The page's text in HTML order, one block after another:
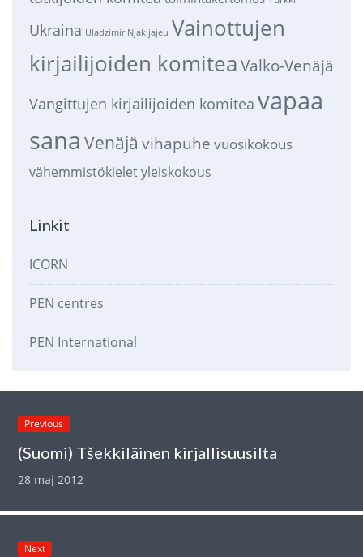
Ukraina Uladzimir Njakljajeu Vainottujen
kirjailijoiden komitea Valko-Venäjä
Vangittujen kirjailijoiden komitea vapaa
sana Venäjä vihapuhe vuosikokous
vähemmistökieletyleiskokous
Linkit
ICORN
PEN centres
PEN International
Previous
(Suomi) Tšekkiläinen kirjallisuusilta
28 maj 2012
Next